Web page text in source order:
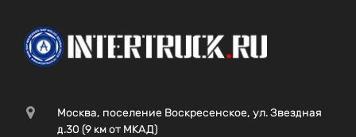
Москва, поселение Воскресенское, ул. Звездная
д.30 (9 км от МКАД)